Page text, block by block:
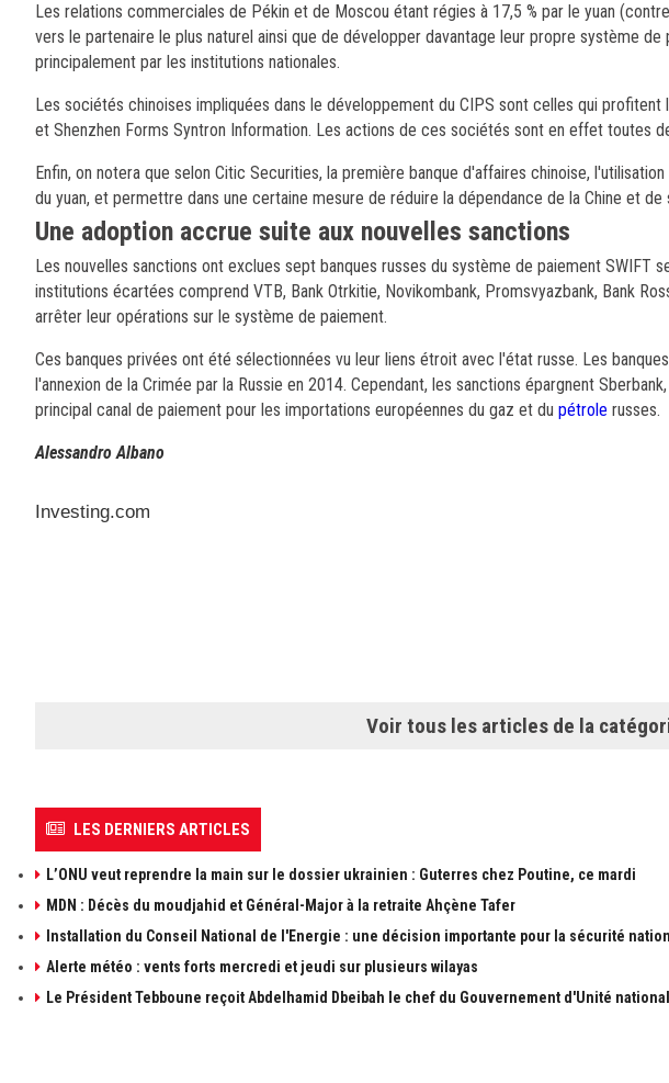
Les relations commerciales de Pékin et de Moscou étant régies à 17,5 % par le yuan
vers le partenaire le plus naturel ainsi que de développer davantage leur propre système
principalement par les institutions nationales.
Les sociétés chinoises impliquées dans le développement du CIPS sont celles qui
et Shenzhen Forms Syntron Information. Les actions de ces sociétés sont en effet toutes
Enfin, on notera que selon Citic Securities, la première banque d'affaires chinoise,
du yuan, et permettre dans une certaine mesure de réduire la dépendance de la Chine et
Une adoption accrue suite aux nouvelles sanctions
Les nouvelles sanctions ont exclues sept banques russes du système de paiement SWIFT
institutions écartées comprend VTB, Bank Otrkitie, Novikombank, Promsvyazbank, Bank
arrêter leur opérations sur le système de paiement.
Ces banques privées ont été sélectionnées vu leur liens étroit avec l'état russe. Les
l'annexion de la Crimée par la Russie en 2014. Cependant, les sanctions épargnent
principal canal de paiement pour les importations européennes du gaz et du pétrole russes.
Alessandro Albano
Investing.com
Voir tous les articles de la
LES DERNIERS ARTICLES
L’ONU veut reprendre la main sur le dossier ukrainien : Guterres chez Poutine, ce mardi
MDN : Décès du moudjahid et Général-Major à la retraite Ahçène Tafer
Installation du Conseil National de l'Energie : une décision importante pour la sécurité
Alerte météo : vents forts mercredi et jeudi sur plusieurs wilayas
Le Président Tebboune reçoit Abdelhamid Dbeibah le chef du Gouvernement d'Unité